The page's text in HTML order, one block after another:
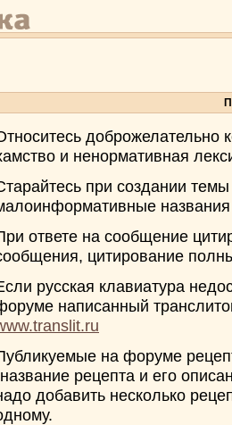
доброжелательно
и ненормативная
при создании
ответе на сообщение
цитирование
русская клавиатура
написанный
на форуме
рецепта и его
добавить несколько